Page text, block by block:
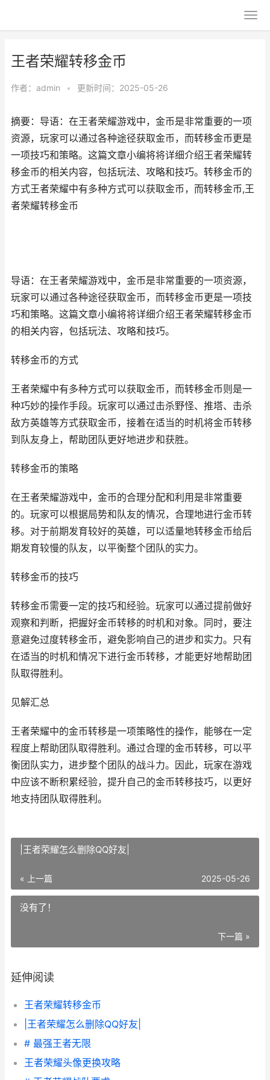
王者荣耀转移金币
作者： admin • 更新时间：2025-05-26
摘要：导语：在王者荣耀游戏中，金币是非常重要的一项
资源，玩家可以通过各种途径获取金币，而转移金币更是
一项技巧和策略。这篇文章小编将将详细介绍王者荣耀转
移金币的相关内容，包括玩法、攻略和技巧。转移金币的
方式王者荣耀中有多种方式可以获取金币，而转移金币,王
者荣耀转移金币
导语：在王者荣耀游戏中，金币是非常重要的一项资源，
玩家可以通过各种途径获取金币，而转移金币更是一项技
巧和策略。这篇文章小编将将详细介绍王者荣耀转移金币
的相关内容，包括玩法、攻略和技巧。
转移金币的方式
王者荣耀中有多种方式可以获取金币，而转移金币则是一
种巧妙的操作手段。玩家可以通过击杀野怪、推塔、击杀
敌方英雄等方式获取金币，接着在适当的时机将金币转移
到队友身上，帮助团队更好地进步和获胜。
转移金币的策略
在王者荣耀游戏中，金币的合理分配和利用是非常重要
的。玩家可以根据局势和队友的情况，合理地进行金币转
移。对于前期发育较好的英雄，可以适量地转移金币给后
期发育较慢的队友，以平衡整个团队的实力。
转移金币的技巧
转移金币需要一定的技巧和经验。玩家可以通过提前做好
观察和判断，把握好金币转移的时机和对象。同时，要注
意避免过度转移金币，避免影响自己的进步和实力。只有
在适当的时机和情况下进行金币转移，才能更好地帮助团
队取得胜利。
见解汇总
王者荣耀中的金币转移是一项策略性的操作，能够在一定
程度上帮助团队取得胜利。通过合理的金币转移，可以平
衡团队实力，进步整个团队的战斗力。因此，玩家在游戏
中应该不断积累经验，提升自己的金币转移技巧，以更好
地支持团队取得胜利。
|王者荣耀怎么删除QQ好友|
« 上一篇 2025-05-26
没有了！
下一篇 »
延伸阅读
王者荣耀转移金币
|王者荣耀怎么删除QQ好友|
# 最强王者无限
王者荣耀头像更换攻略